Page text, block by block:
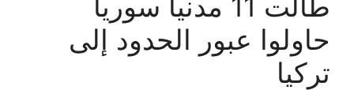
حاولوا عبور الحدود إلى
تركيا